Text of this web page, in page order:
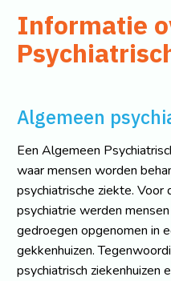
Informatie
Algemeen
Een Algemeen
waar mensen worden
psychiatrische ziekte.
psychiatrie werden
gedroegen opgenomen in
gekkenhuizen.
psychiatrisch ziekenhuizen